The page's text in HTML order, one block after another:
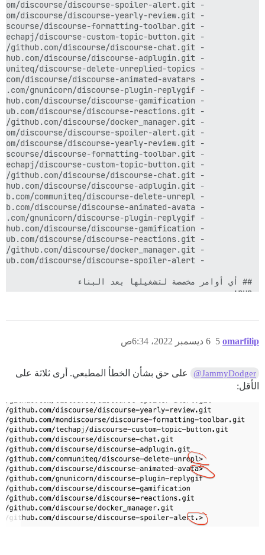
  - exec: echo "End of custom commands"
omarfilip 6 ديسمبر 2022، 6:34ص 5
@JammyDodger
على حق بشأن الخطأ المطبعي. أرى ثلاثة على
الأقل: